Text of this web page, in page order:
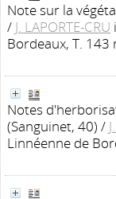
Note sur la
/ J. LAPORTE-CRU
Bordeaux, T. 143
Notes
(Sanguinet, 40) /
Linnéenne de